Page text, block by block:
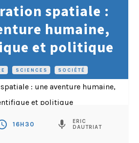
SCIENCES SOCIÉTÉ
spatiale :
humaine,
et politique
16H30 mic
ERIC
DAUTRIAT